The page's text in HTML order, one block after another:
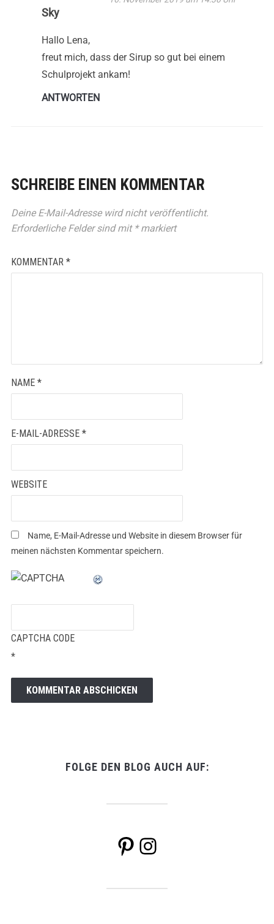
Sky
Hallo Lena,
freut mich, dass der Sirup so gut bei einem
Schulprojekt ankam!
ANTWORTEN
SCHREIBE EINEN KOMMENTAR
Deine E-Mail-Adresse wird nicht veröffentlicht.
Erforderliche Felder sind mit *markiert
KOMMENTAR *
NAME *
E-MAIL-ADRESSE *
WEBSITE
Name, E-Mail-Adresse und Website in diesem Browser für
meinen nächsten Kommentar speichern.
CAPTCHA CODE
*
FOLGE DEN BLOG AUCH AUF:
Pinterest
Instagram